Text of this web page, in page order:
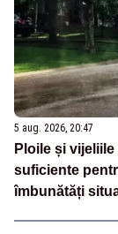
5 aug. 2026, 20:47
Ploile și
suficiente
îmbunătăți